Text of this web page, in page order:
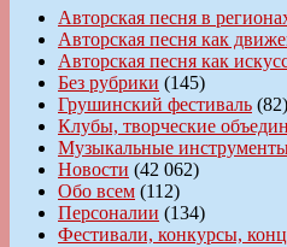
Авторская песня в
Авторская песня как
Авторская песня как
Без рубрики (145)
Грушинский фестиваль (82)
Клубы, творческие
Музыкальные
Новости (42 062)
Обо всем (112)
Персоналии (134)
Фестивали, конкурсы,